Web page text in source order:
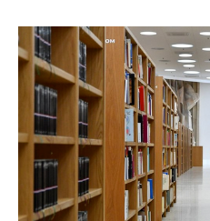
ВОЛЕЙБОЛ
КИБЕРСПОРТ
ФИГУРНОЕ КАТАНИЕ
ВОДНЫЕ ВИДЫ СПОРТА
ХОККЕЙ С МЯЧОМ
ИСТОРИЯ
КУЛЬТУРА
МЕДИЦИНА
ОБРАЗОВАНИЕ
ПРОИСШЕСТВИЯ
СПИСОК ПЕРСОН
СПИСОК КОМПАНИЙ
ПОЛНАЯ ВЕРСИЯ